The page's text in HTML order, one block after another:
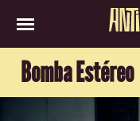
Bomba Estéreo